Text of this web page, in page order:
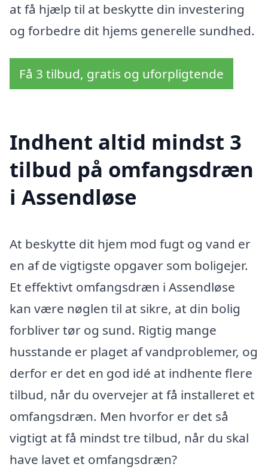
at få hjælp til at beskytte din investering
og forbedre dit hjems generelle sundhed.
Få 3 tilbud, gratis og uforpligtende
Indhent altid mindst 3
tilbud på omfangsdræn
i Assendløse
At beskytte dit hjem mod fugt og vand er
en af de vigtigste opgaver som boligejer.
Et effektivt omfangsdræn i Assendløse
kan være nøglen til at sikre, at din bolig
forbliver tør og sund. Rigtig mange
husstande er plaget af vandproblemer, og
derfor er det en god idé at indhente flere
tilbud, når du overvejer at få installeret et
omfangsdræn. Men hvorfor er det så
vigtigt at få mindst tre tilbud, når du skal
have lavet et omfangsdræn?